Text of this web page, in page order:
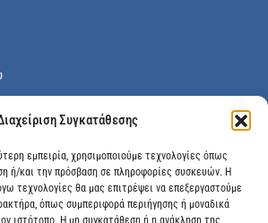
Συγκατάθεσης
εμπειρία, χρησιμοποιούμε τεχνολογίες όπως
ή/και την πρόσβαση σε πληροφορίες συσκευών. Η
τεχνολογίες θα μας επιτρέψει να επεξεργαστούμε
όπως συμπεριφορά περιήγησης ή μοναδικά
ιστότοπο. Η μη συγκατάθεση ή η ανάκληση της